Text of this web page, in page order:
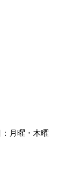
：月曜・木曜